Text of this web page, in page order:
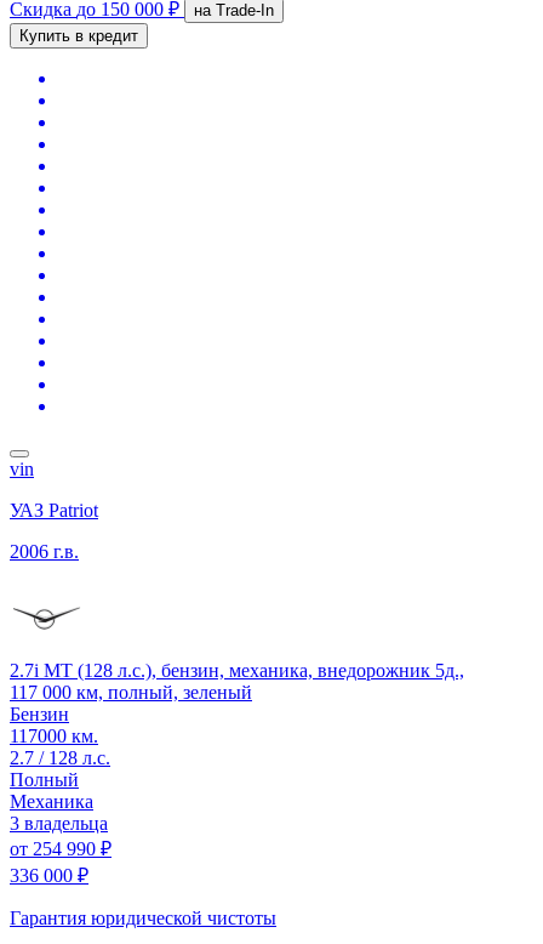
Скидка до 150 000 ₽
на Trade-In
Купить в кредит
vin
УАЗ Patriot
2006 г.в.
2.7i MT (128 л.с.), бензин, механика, внедорожник 5д.,
117 000 км, полный, зеленый
Бензин
117000 км.
2.7 / 128 л.с.
Полный
Механика
3 владельца
от 254 990 ₽
336 000 ₽
Гарантия юридической чистоты